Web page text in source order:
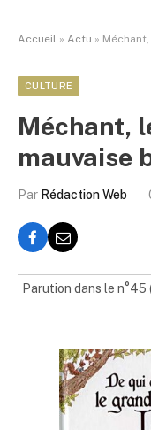
Accueil » Actu »
CULTURE
Méchant,
mauvaise
Par Rédaction Web
Parution dans le n°45